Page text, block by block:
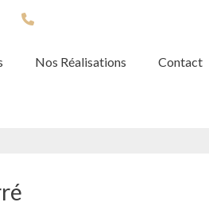
Nos Réalisations Contact